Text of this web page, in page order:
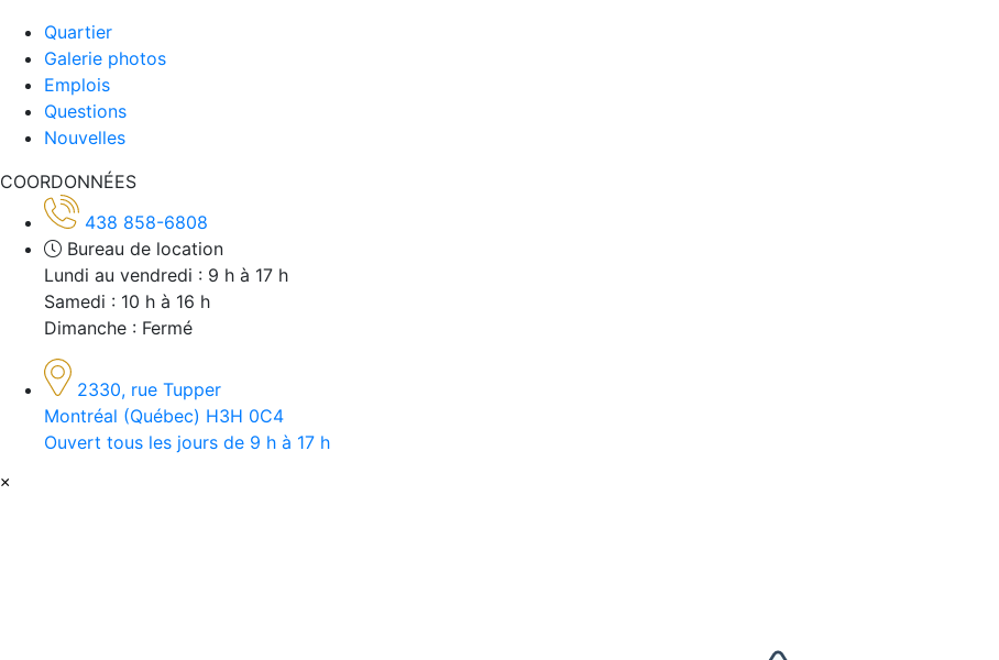
Quartier
Galerie photos
Emplois
Questions
Nouvelles
COORDONNÉES
438 858-6808
Bureau de location
Lundi au vendredi : 9 h à 17 h
Samedi : 10 h à 16 h
Dimanche : Fermé
2330, rue Tupper
Montréal (Québec) H3H 0C4
Ouvert tous les jours de 9 h à 17 h
×